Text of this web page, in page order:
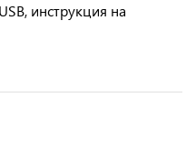
инструкция на